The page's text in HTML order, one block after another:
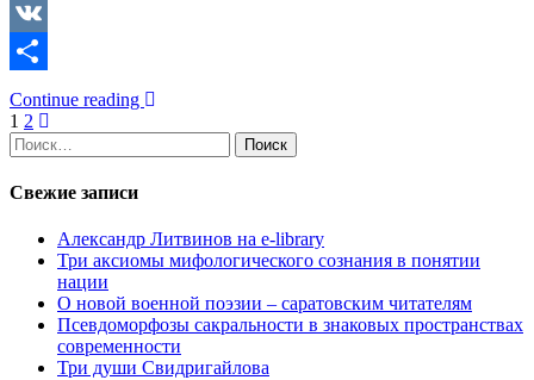
Copy
Link
VK
Отправить
Continue reading
Пагинация
записей
1 2
Найти:
Свежие записи
Александр Литвинов на e-library
Три аксиомы мифологического сознания в понятии
нации
О новой военной поэзии – саратовским читателям
Псевдоморфозы сакральности в знаковых пространствах
современности
Три души Свидригайлова